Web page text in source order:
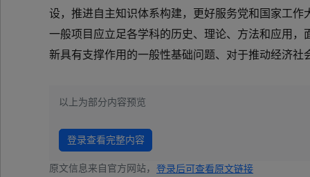
设，推进自主知识体系构建，更好服务党和国家工
一般项目应立足各学科的历史、理论、方法和应用
新具有支撑作用的一般性基础问题、对于推动经济
以上为部分内容预览
登录查看完整内容
原文信息来自官方网站， 登录后可查看原文链接